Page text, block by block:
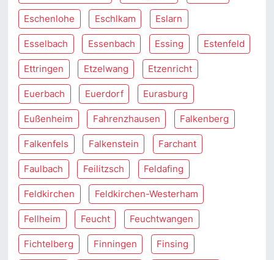
Eschenlohe Eschlkam Eslarn
Esselbach Essenbach Essing Estenfeld
Ettringen Etzelwang Etzenricht
Euerbach Euerdorf Eurasburg
Eußenheim Fahrenzhausen Falkenberg
Falkenfels Falkenstein Farchant
Faulbach Feilitzsch Feldafing
Feldkirchen Feldkirchen-Westerham
Fellheim Feucht Feuchtwangen
Fichtelberg Finningen Finsing